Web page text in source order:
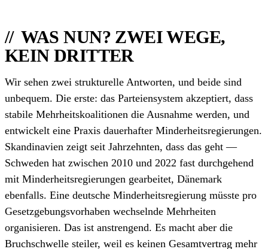
WAS NUN? ZWEI WEGE,
KEIN DRITTER
Wir sehen zwei strukturelle Antworten, und beide sind
unbequem. Die erste: das Parteiensystem akzeptiert, dass
stabile Mehrheitskoalitionen die Ausnahme werden, und
entwickelt eine Praxis dauerhafter Minderheitsregierungen.
Skandinavien zeigt seit Jahrzehnten, dass das geht —
Schweden hat zwischen 2010 und 2022 fast durchgehend
mit Minderheitsregierungen gearbeitet, Dänemark
ebenfalls. Eine deutsche Minderheitsregierung müsste pro
Gesetzgebungsvorhaben wechselnde Mehrheiten
organisieren. Das ist anstrengend. Es macht aber die
Bruchschwelle steiler, weil es keinen Gesamtvertrag mehr